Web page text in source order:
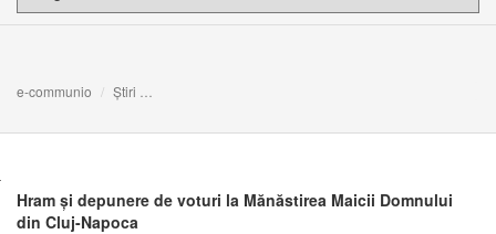
e-communio Știri
Hram și depunere de voturi la Mănăstirea Maicii Domnului
din Cluj-Napoca